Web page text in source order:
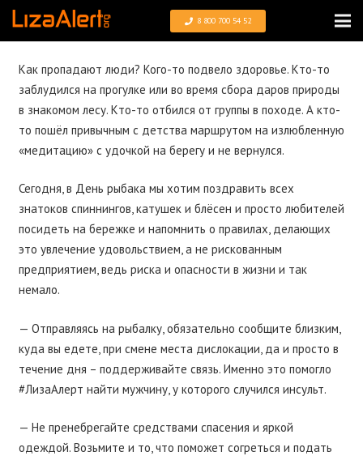
8 800 700 54 52
Как пропадают люди? Кого-то подвело здоровье. Кто-то
заблудился на прогулке или во время сбора даров природы
в знакомом лесу. Кто-то отбился от группы в походе. А кто-
то пошёл привычным с детства маршрутом на излюбленную
«медитацию» с удочкой на берегу и не вернулся.
Сегодня, в День рыбака мы хотим поздравить всех
знатоков спиннингов, катушек и блёсен и просто любителей
посидеть на бережке и напомнить о правилах, делающих
это увлечение удовольствием, а не рискованным
предприятием, ведь риска и опасности в жизни и так
немало.
— Отправляясь на рыбалку, обязательно сообщите близким,
куда вы едете, при смене места дислокации, да и просто в
течение дня – поддерживайте связь. Именно это помогло
#ЛизаАлерт найти мужчину, у которого случился инсульт.
— Не пренебрегайте средствами спасения и яркой
одеждой. Возьмите и то, что поможет согреться и подать